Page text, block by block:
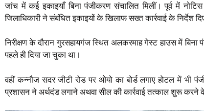
A
p
o
o
e
r
r
a
जांच में कई इकाइयाँ बिना पंजीकरण संचालित मिलीं। पूर्व में
जिलाधिकारी ने संबंधित इकाइयों के खिलाफ सख्त कार्रवाई के निर्देश
निरीक्षण के दौरान गुरसहायगंज स्थित अलकरमाह गेस्ट हाउस में
पहले ही दिया जा चुका था।
वहीं कन्नौज सदर जीटी रोड पर ओयो का बोर्ड लगाए होटल में भी
प्रशासन ने अर्थदंड लगाने अथवा सील की कार्रवाई तत्काल शुरू करने के